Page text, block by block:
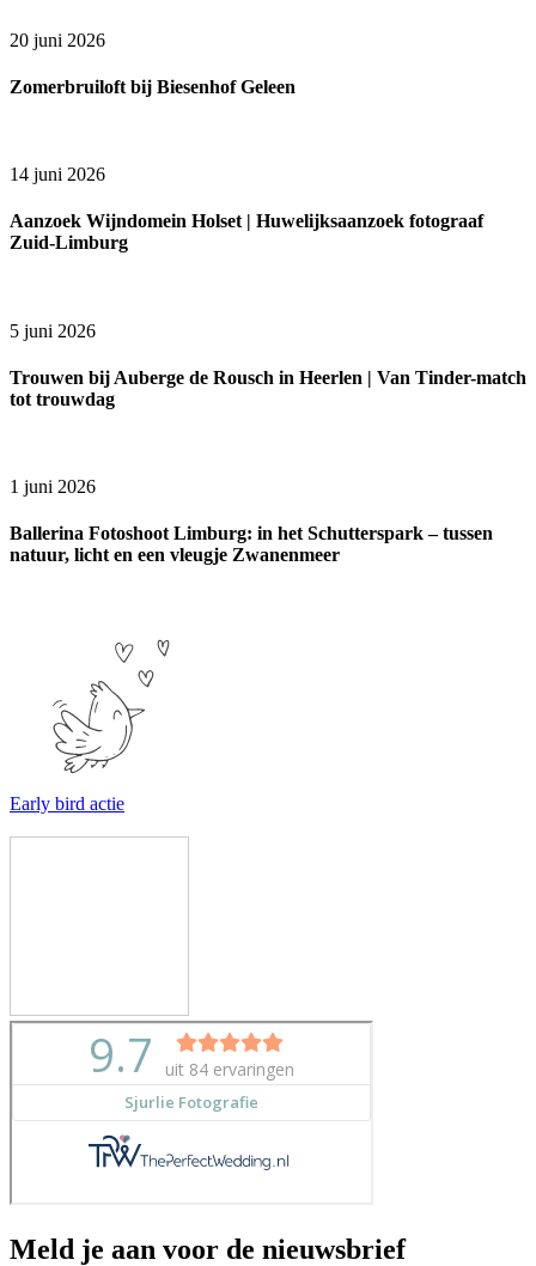
20 juni 2026
Zomerbruiloft bij Biesenhof Geleen
14 juni 2026
Aanzoek Wijndomein Holset | Huwelijksaanzoek fotograaf
Zuid-Limburg
5 juni 2026
Trouwen bij Auberge de Rousch in Heerlen | Van Tinder-match
tot trouwdag
1 juni 2026
Ballerina Fotoshoot Limburg: in het Schutterspark – tussen
natuur, licht en een vleugje Zwanenmeer
Early bird actie
Meld je aan voor de nieuwsbrief